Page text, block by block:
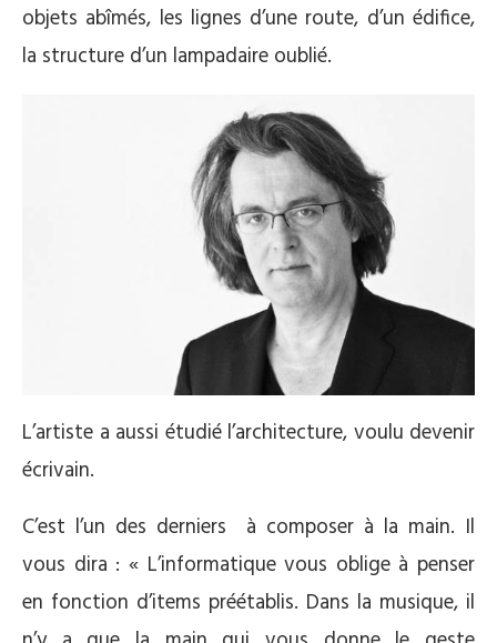
objets abîmés, les lignes d’une route, d’un édifice,
la structure d’un lampadaire oublié.
L’artiste a aussi étudié l’architecture, voulu devenir
écrivain.
C’est l’un des derniers à composer à la main. Il
vous dira : « L’informatique vous oblige à penser
en fonction d’items préétablis. Dans la musique, il